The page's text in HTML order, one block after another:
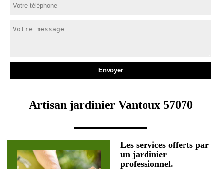
Artisan jardinier Vantoux 57070
Les services offerts par
un jardinier
professionnel.